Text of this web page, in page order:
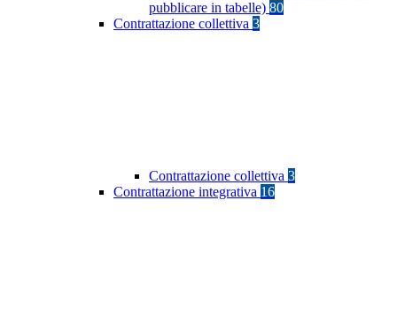
pubblicare in tabelle) 80
Contrattazione collettiva 3
Contrattazione collettiva 3
Contrattazione integrativa 16